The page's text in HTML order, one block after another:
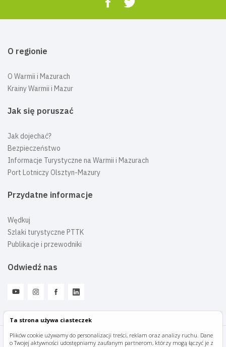
Ta strona używa ciasteczek
Plików cookie używamy do personalizacji treści, reklam oraz analizy ruchu. Dane
o Twojej aktywności udostępniamy zaufanym partnerom, którzy mogą łączyć je z
O regionie
O Warmii i Mazurach
Krainy Warmii i Mazur
Jak się poruszać
Jak dojechać?
Bezpieczeństwo
Informacje Turystyczne na Warmii i Mazurach
Port Lotniczy Olsztyn-Mazury
Przydatne informacje
Wędkuj
Szlaki turystyczne PTTK
Publikacje i przewodniki
Odwiedź nas
Mazury Travel © 2026